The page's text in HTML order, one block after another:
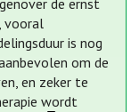
de ernst
vooral
is nog
om de
en zeker te
wordt